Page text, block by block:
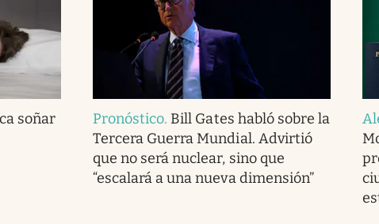
soñar
Pronóstico. Bill Gates habló sobre la
Tercera Guerra Mundial. Advirtió
que no será nuclear, sino que
“escalará a una nueva dimensión”